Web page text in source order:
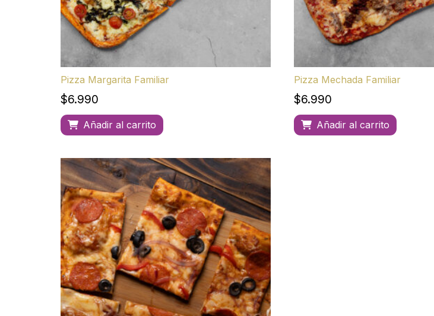
Pizza Margarita Familiar
$6.990
Añadir al carrito
Pizza Mechada Familiar
$6.990
Añadir al carrito